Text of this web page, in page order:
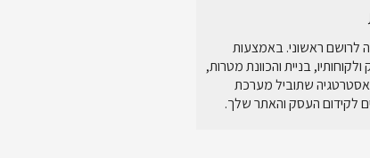
לרושם ראשוני. באמצעות
בניית והכוונת מטרות,
אסטרטגיה שתוביל מערכת
לקידום העסק והאתר שלך.